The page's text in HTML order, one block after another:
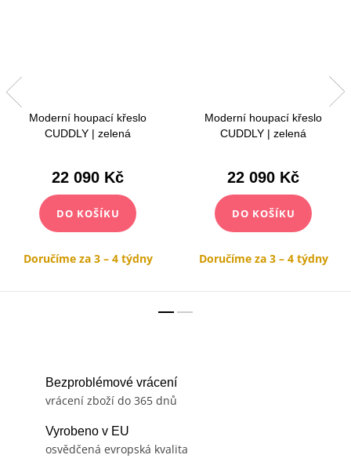
Moderní houpací křeslo
CUDDLY | zelená
22 090 Kč
DO KOŠÍKU
Doručíme za 3 – 4 týdny
Moderní houpací křeslo
CUDDLY | zelená
22 090 Kč
DO KOŠÍKU
Doručíme za 3 – 4 týdny
Bezproblémové vrácení
vrácení zboží do 365 dnů
Vyrobeno v EU
osvědčená evropská kvalita